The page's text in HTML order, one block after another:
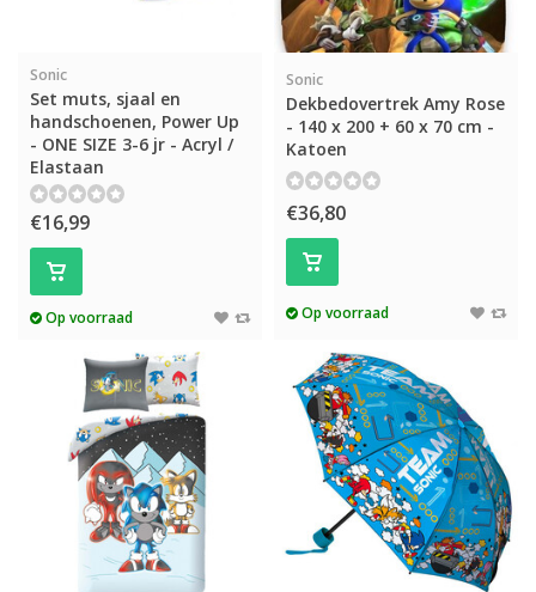
Sonic
Set muts, sjaal en
handschoenen, Power Up
- ONE SIZE 3-6 jr - Acryl /
Elastaan
€16,99
Op voorraad
Sonic
Dekbedovertrek Amy Rose
- 140 x 200 + 60 x 70 cm -
Katoen
€36,80
Op voorraad